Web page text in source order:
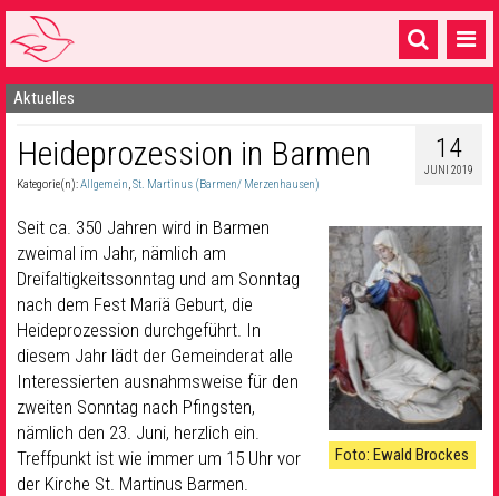
Startseite
1 Pfarrei
16 Gemeinden & mehr
Gottesdienste & Sinnsuche
Sakramente & Feste
Gemeinschaft & Soziales
Musik& Kultur
Seelsorge & Kontakt
Aktuelles
14
JUNI 2019
Heideprozession in Barmen
Kategorie(n):Allgemein,St. Martinus (Barmen/ Merzenhausen)
Foto: Ewald Brockes
Seit ca. 350 Jahren wird in Barmen
zweimal im Jahr, nämlich am
Dreifaltigkeitssonntag und am Sonntag
nach dem Fest Mariä Geburt, die
Heideprozession durchgeführt. In
diesem Jahr lädt der Gemeinderat alle
Interessierten ausnahmsweise für den
zweiten Sonntag nach Pfingsten,
nämlich den 23. Juni, herzlich ein.
Treffpunkt ist wie immer um 15 Uhr vor
der Kirche St. Martinus Barmen.